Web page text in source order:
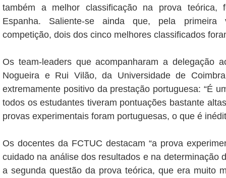
também a melhor classificação na prova teórica,
Espanha. Saliente-se ainda que, pela
competição, dois dos cinco melhores classificados
Os team-leaders que acompanharam a delegação
Nogueira e Rui Vilão, da Universidade de
extremamente positivo da prestação portuguesa: “É
todos os estudantes tiveram pontuações bastante
provas experimentais foram portuguesas, o que é
Os docentes da FCTUC destacam “a prova
cuidado na análise dos resultados e na determinação
a segunda questão da prova teórica, que era muito